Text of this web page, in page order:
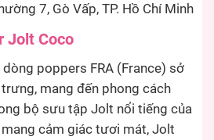
7, Gò Vấp, TP. Hồ Chí Minh
Jolt Coco
poppers FRA (France) sở
mang đến phong cách
bộ sưu tập Jolt nổi tiếng của
cảm giác tươi mát, Jolt